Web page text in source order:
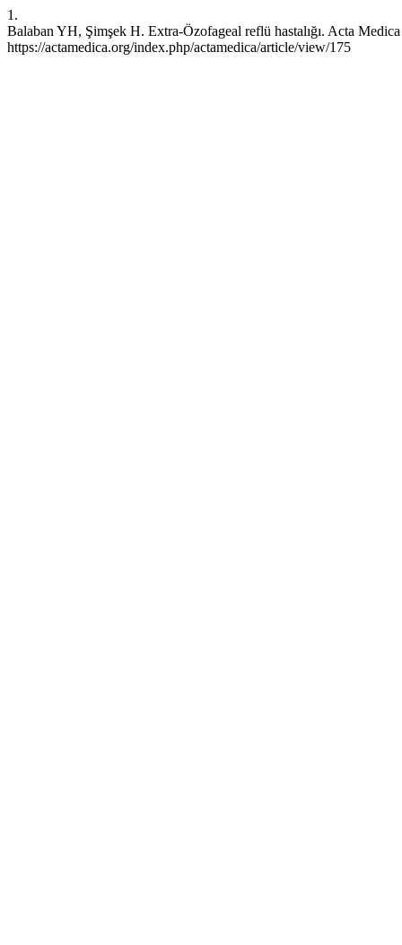
1.
Balaban YH, Şimşek H. Extra-Özofageal reflü hastalığı. Acta
https://actamedica.org/index.php/actamedica/article/view/175